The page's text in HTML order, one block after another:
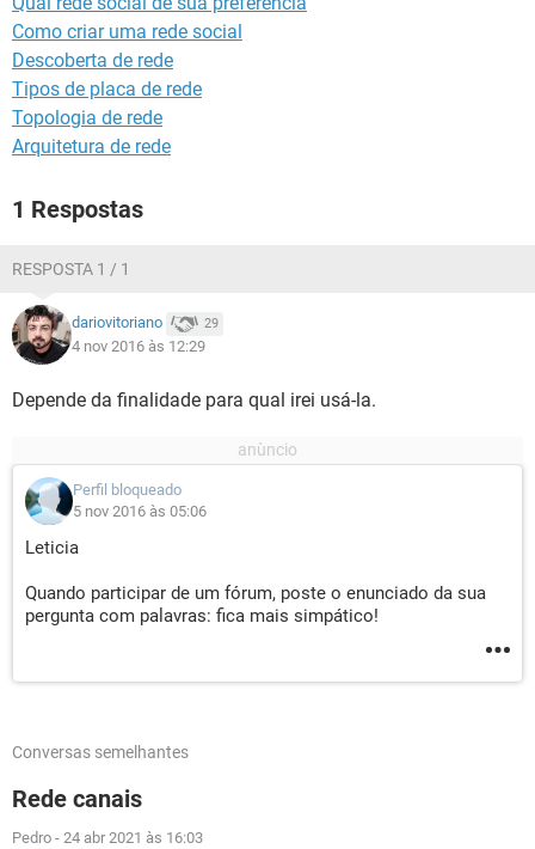
GUIA DE COMPRAS
Como criar uma rede social
Descoberta de rede
Tipos de placa de rede
Topologia de rede
Arquitetura de rede
1 Respostas
RESPOSTA 1 / 1
dariovitoriano 29
4 nov 2016 às 12:29
Depende da finalidade para qual irei usá-la.
Perfil bloqueado
5 nov 2016 às 05:06
Leticia
Quando participar de um fórum, poste o enunciado da sua
pergunta com palavras: fica mais simpático!
Conversas semelhantes
Rede canais
Pedro - 24 abr 2021 às 16:03